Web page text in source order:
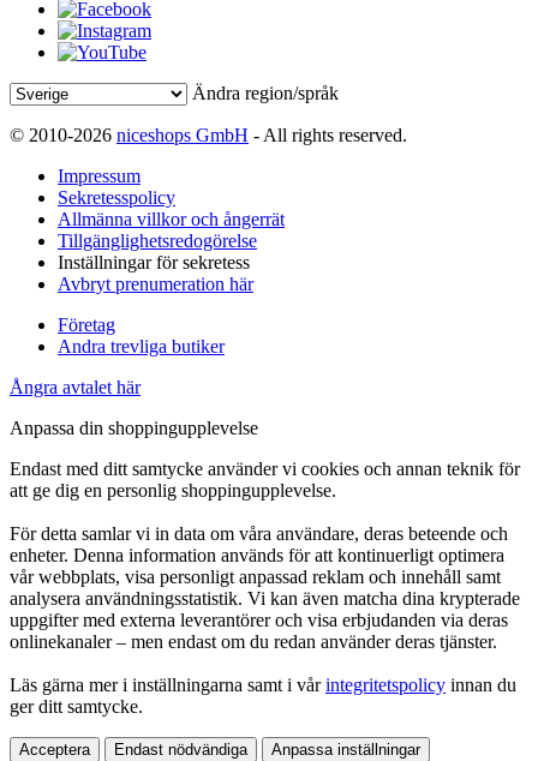
Ändra region/språk
© 2010-2026 niceshops GmbH - All rights reserved.
Impressum
Sekretesspolicy
Allmänna villkor och ångerrät
Tillgänglighetsredogörelse
Inställningar för sekretess
Avbryt prenumeration här
Företag
Andra trevliga butiker
Ångra avtalet här
Anpassa din shoppingupplevelse
Endast med ditt samtycke använder vi cookies och annan teknik för
att ge dig en personlig shoppingupplevelse.
För detta samlar vi in data om våra användare, deras beteende och
enheter. Denna information används för att kontinuerligt optimera
vår webbplats, visa personligt anpassad reklam och innehåll samt
analysera användningsstatistik. Vi kan även matcha dina krypterade
uppgifter med externa leverantörer och visa erbjudanden via deras
onlinekanaler – men endast om du redan använder deras tjänster.
Läs gärna mer i inställningarna samt i vårintegritetspolicy innan du
ger ditt samtycke.
Acceptera Endast nödvändiga Anpassa inställningar